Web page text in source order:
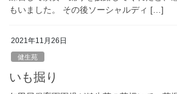
もいました。 その後ソーシャルディ […]
2021年11月26日
健生苑
いも掘り